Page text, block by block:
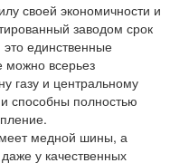
своей экономичности и
заводом срок
единственные
можно всерьез
газу и центральному
способны полностью
медной шины, а
у качественных